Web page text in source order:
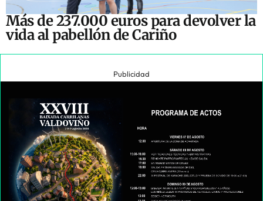
Más de 237.000 euros para devolver la
vida al pabellón de Cariño
Publicidad